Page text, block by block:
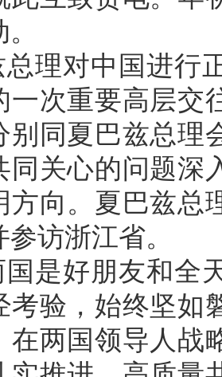
总理对中国进行
一次重要高层交
别同夏巴兹总理
同关心的问题深
方向。夏巴兹总
访浙江省。
国是好朋友和全
考验，始终坚如
在两国领导人战